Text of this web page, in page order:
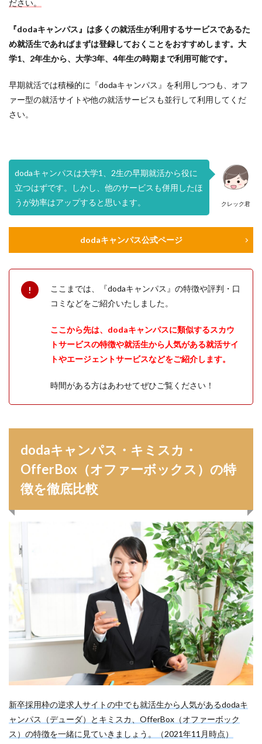
ださい。
『dodaキャンパス』は多くの就活生が利用するサービスであるた
め就活生であればまずは登録しておくことをおすすめします。大
学1、2年生から、大学3年、4年生の時期まで利用可能です。
早期就活では積極的に『dodaキャンパス』を利用しつつも、オフ
ァー型の就活サイトや他の就活サービスも並行して利用してくだ
さい。
クレック君
dodaキャンパスは大学1、2生の早期就活から役に
立つはずです。しかし、他のサービスも併用したほ
うが効率はアップすると思います。
dodaキャンパス公式ページ
ここまでは、『dodaキャンパス』の特徴や評判・口
コミなどをご紹介いたしました。
ここから先は、dodaキャンパスに類似するスカウ
トサービスの特徴や就活生から人気がある就活サイ
トやエージェントサービスなどをご紹介します。
時間がある方はあわせてぜひご覧ください！
dodaキャンパス・キミスカ・
OfferBox（オファーボックス）の特
徴を徹底比較
新卒採用枠の逆求人サイトの中でも就活生から人気があるdodaキ
ャンパス（デューダ）とキミスカ、OfferBox（オファーボック
ス）の特徴を一緒に見ていきましょう。（2021年11月時点）